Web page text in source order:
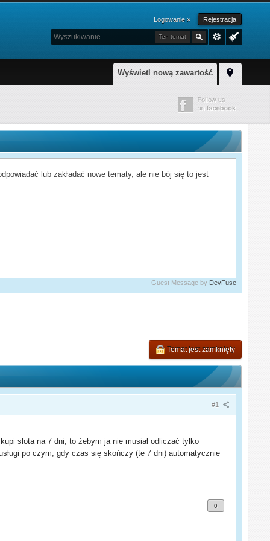
Logowanie » Rejestracja
Ten temat
Wyświetl nową zawartość
lub zakładać nowe tematy, ale nie bój się to jest
Guest Message by DevFuse
Temat jest zamknięty
#1
slota na 7 dni, to żebym ja nie musiał odliczać tylko
po czym, gdy czas się skończy (te 7 dni) automatycznie
0